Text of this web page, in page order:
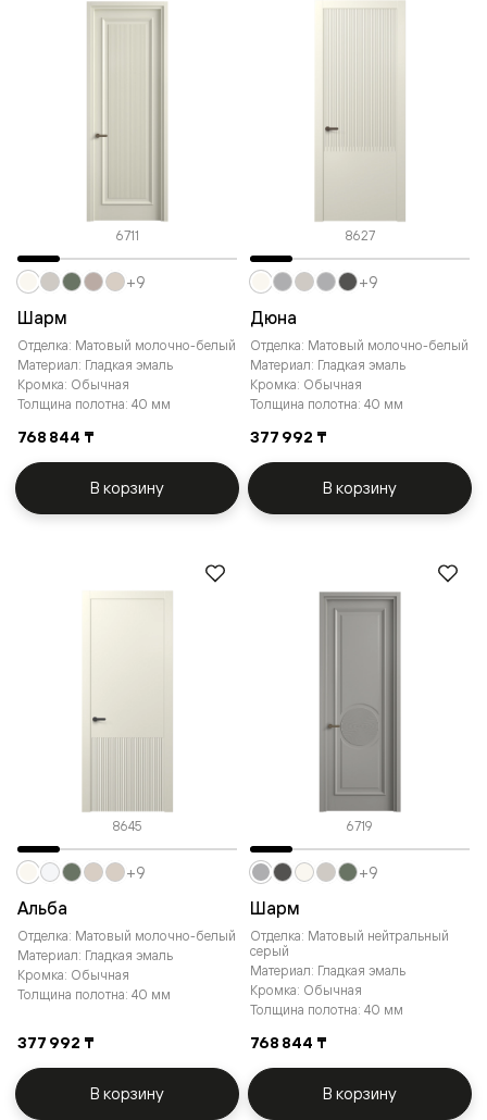
6711
Шарм
Отделка: Матовый молочно-белый
Материал: Гладкая эмаль
Кромка: Обычная
Толщина полотна: 40 мм
768 844 ₸
+9
В корзину
8627
Дюна
Отделка: Матовый молочно-белый
Материал: Гладкая эмаль
Кромка: Обычная
Толщина полотна: 40 мм
377 992 ₸
+9
В корзину
8645
Альба
Отделка: Матовый молочно-белый
Материал: Гладкая эмаль
Кромка: Обычная
Толщина полотна: 40 мм
377 992 ₸
+9
В корзину
6719
Шарм
Отделка: Матовый нейтральный
серый
Материал: Гладкая эмаль
Кромка: Обычная
Толщина полотна: 40 мм
768 844 ₸
+9
В корзину